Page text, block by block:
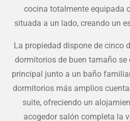
cocina totalmente equipada
situada a un lado, creando un
La propiedad dispone de cinco
dormitorios de buen tamaño se
principal junto a un baño
dormitorios más amplios
suite, ofreciendo un
acogedor salón completa la